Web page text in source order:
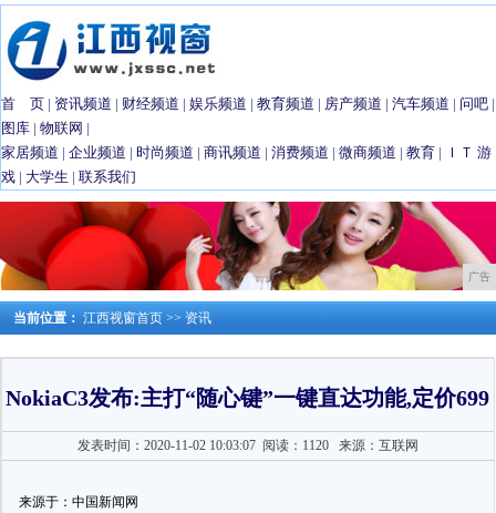
首 页 | 资讯频道 | 财经频道 | 娱乐频道 | 教育频道 | 房产频道 | 汽车频道 | 问吧 |
图库 | 物联网 |
家居频道 | 企业频道 | 时尚频道 | 商讯频道 | 消费频道 | 微商频道 | 教育 | ＩＴ 游
戏 | 大学生 | 联系我们
广告
当前位置： 江西视窗首页 >> 资讯
NokiaC3发布:主打“随心键”一键直达功能,定价699
发表时间：2020-11-02 10:03:07 阅读：1120来源：互联网
来源于：中国新闻网